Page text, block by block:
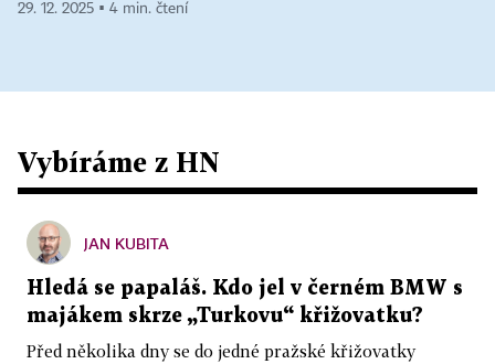
29. 12. 2025 ▪ 4 min. čtení
Vybíráme z HN
JAN KUBITA
Hledá se papaláš. Kdo jel v černém BMW s
majákem skrze „Turkovu“ křižovatku?
Před několika dny se do jedné pražské křižovatky